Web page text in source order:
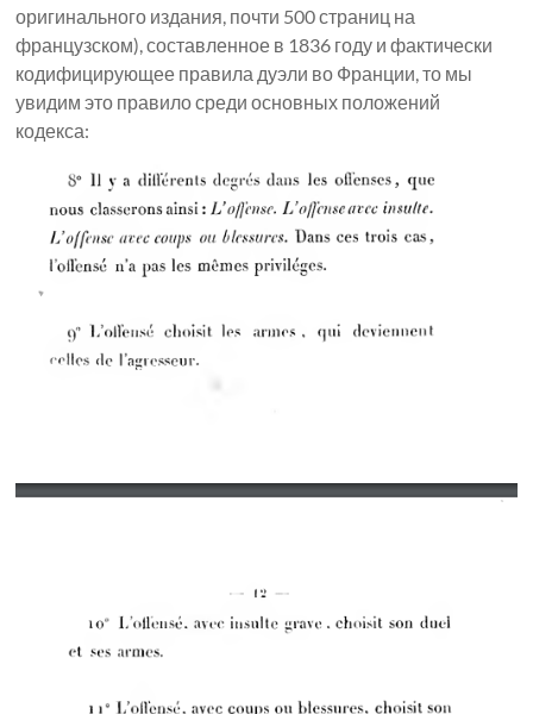
оригинального издания, почти 500 страниц на
французском), составленное в 1836 году и фактически
кодифицирующее правила дуэли во Франции, то мы
увидим это правило среди основных положений
кодекса: